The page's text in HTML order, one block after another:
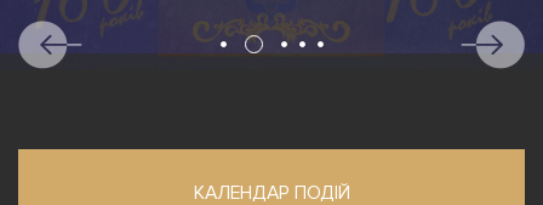
КАЛЕНДАР ПОДІЙ